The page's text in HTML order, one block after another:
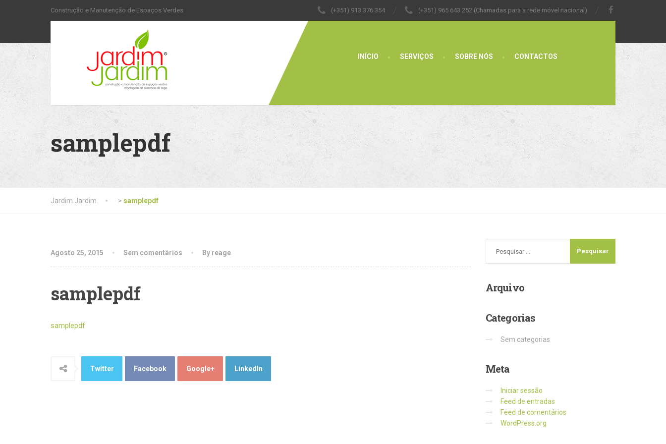
Construção e Manutenção de Espaços Verdes (+351) 913 376 354 (+351) 965 643 252 (Chamadas para a rede móvel nacional)
INÍCIO SERVIÇOS SOBRE NÓS CONTACTOS
samplepdf
Jardim Jardim > samplepdf
Agosto 25, 2015 Sem comentários By reage
samplepdf
samplepdf
Twitter Facebook Google+ LinkedIn
Arquivo
Categorias
Sem categorias
Meta
Iniciar sessão
Feed de entradas
Feed de comentários
WordPress.org